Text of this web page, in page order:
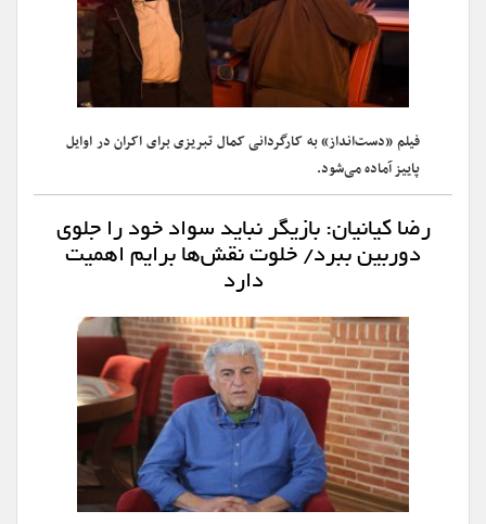
فیلم «دست‌انداز» به کارگردانی کمال تبریزی برای اکران در اوایل
پاییز آماده می‌شود.
رضا کیانیان: بازیگر نباید سواد خود را جلوی
دوربین ببرد/ خلوت نقش‌ها برایم اهمیت
دارد